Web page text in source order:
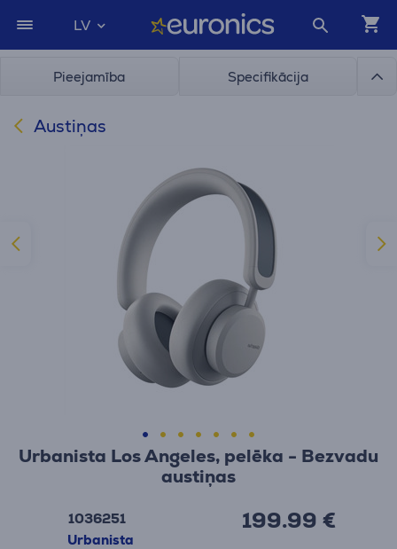
LV
Pieejamība Specifikācija
Austiņas
Urbanista Los Angeles, pelēka - Bezvadu
austiņas
1036251
Urbanista
199.99 €